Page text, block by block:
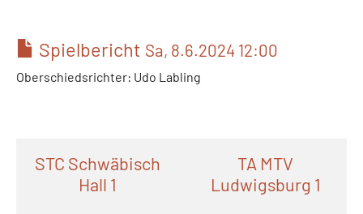
Spielbericht Sa, 8.6.2024 12:00
Oberschiedsrichter: Udo Labling
STC Schwäbisch
Hall 1
TA MTV
Ludwigsburg 1